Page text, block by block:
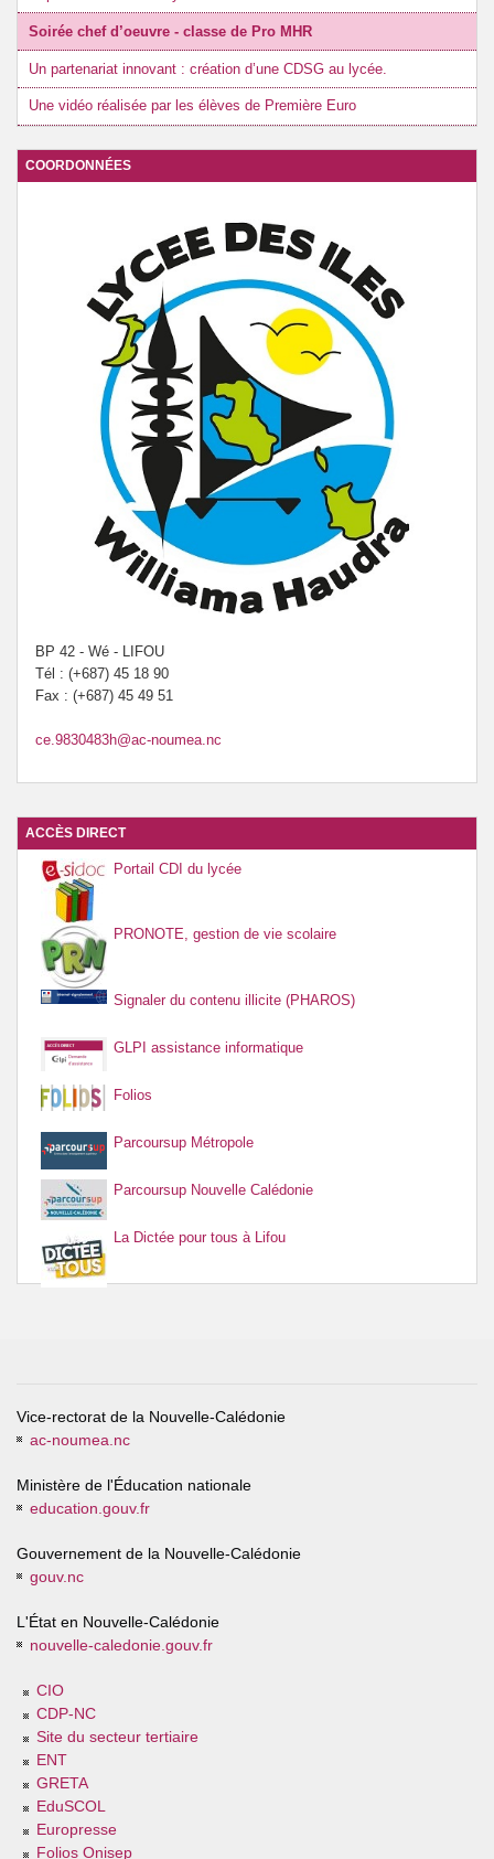
Soirée chef d’oeuvre - classe de Pro MHR
Un partenariat innovant : création d’une CDSG au lycée.
Une vidéo réalisée par les élèves de Première Euro
COORDONNÉES
BP 42 - Wé - LIFOU
Tél : (+687) 45 18 90
Fax : (+687) 45 49 51
ce.9830483h@ac-noumea.nc
ACCÈS DIRECT
Portail CDI du lycée
PRONOTE, gestion de vie scolaire
Signaler du contenu illicite (PHAROS)
GLPI assistance informatique
Folios
Parcoursup Métropole
Parcoursup Nouvelle Calédonie
La Dictée pour tous à Lifou
Vice-rectorat de la Nouvelle-Calédonie
ac-noumea.nc
Ministère de l'Éducation nationale
education.gouv.fr
Gouvernement de la Nouvelle-Calédonie
gouv.nc
L'État en Nouvelle-Calédonie
nouvelle-caledonie.gouv.fr
CIO
CDP-NC
Site du secteur tertiaire
ENT
GRETA
EduSCOL
Europresse
Folios Onisep